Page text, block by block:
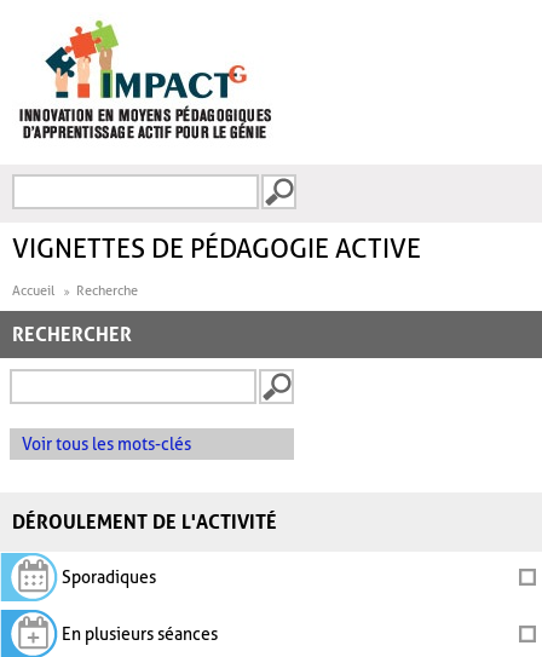
FORMULAIRE DE
VIGNETTES DE PÉDAGOGIE ACTIVE
Accueil Recherche
RECHERCHER
Voir tous les mots-clés
DÉROULEMENT DE L'ACTIVITÉ
Sporadiques
En plusieurs séances